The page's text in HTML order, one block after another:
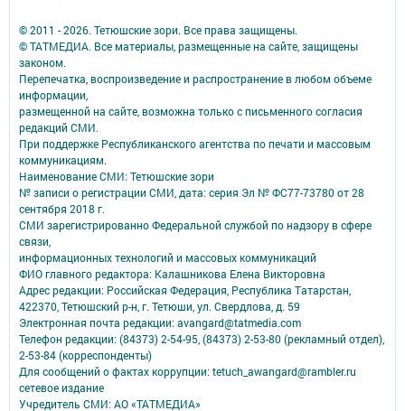
© 2011 - 2026. Тетюшские зори. Все права защищены.
© ТАТМЕДИА. Все материалы, размещенные на сайте, защищены
законом.
Перепечатка, воспроизведение и распространение в любом объеме
информации,
размещенной на сайте, возможна только с письменного согласия
редакций СМИ.
При поддержке Республиканского агентства по печати и массовым
коммуникациям.
Наименование СМИ: Тетюшские зори
№ записи о регистрации СМИ, дата: серия Эл № ФС77-73780 от 28
сентября 2018 г.
СМИ зарегистрированно Федеральной службой по надзору в сфере
связи,
информационных технологий и массовых коммуникаций
ФИО главного редактора: Калашникова Елена Викторовна
Адрес редакции: Российская Федерация, Республика Татарстан,
422370, Тетюшский р-н, г. Тетюши, ул. Свердлова, д. 59
Электронная почта редакции: avangard@tatmedia.com
Телефон редакции: (84373) 2-54-95, (84373) 2-53-80 (рекламный отдел),
2-53-84 (корреспонденты)
Для сообщений о фактах коррупции: tetuch_awangard@rambler.ru
сетевое издание
Учредитель СМИ: АО «ТАТМЕДИА»